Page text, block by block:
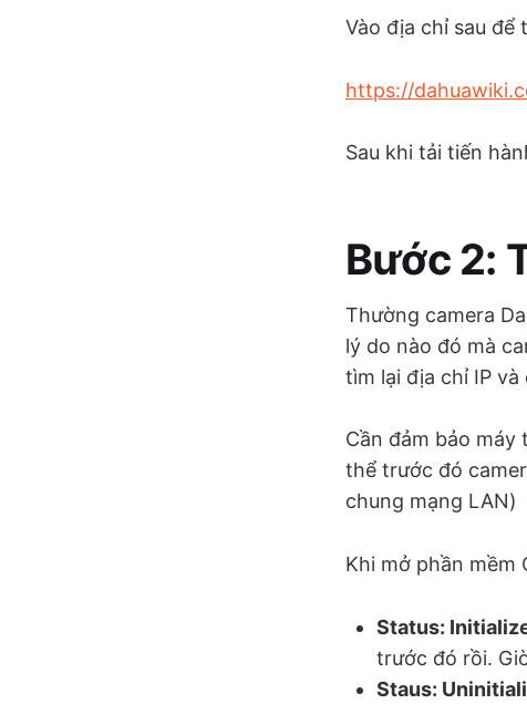
Vào địa chỉ sau để
https://
Sau khi tải tiến
Bước 2:
Thường camera
lý do nào đó mà
tìm lại địa chỉ IP và
Cần đảm bảo máy
thể trước đó
chung mạng LAN)
Khi mở phần mềm
Status:
trước đó rồi.
Staus: